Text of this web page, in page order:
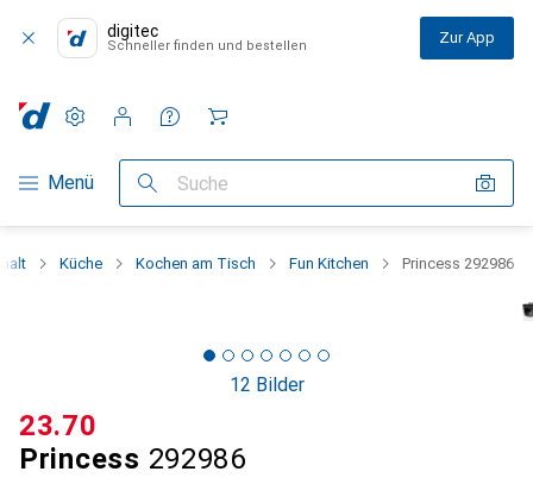
digitec
Schneller finden und bestellen Zur App
Navigation nach Kategorien
Menü Suche
Einstellungen
Kundenkonto
Vergleichslisten
Merklisten
Warenkorb
Küche Kochen am Tisch Fun Kitchen Princess 292986
12 Bilder
Princess 292986
CHF
23.70